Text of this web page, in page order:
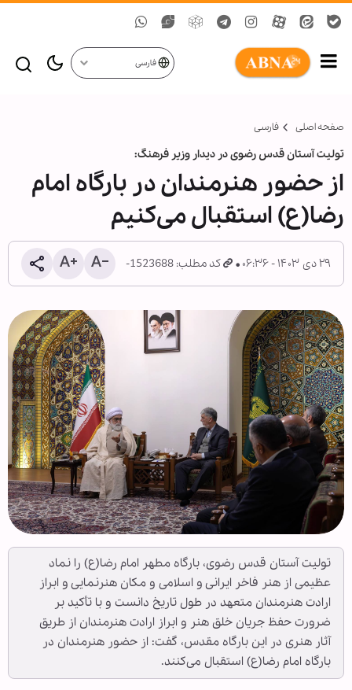
فارسی
صفحه اصلی فارسی
تولیت آستان قدس رضوی در دیدار وزیر فرهنگ:
از حضور هنرمندان در بارگاه امام
رضا(ع) استقبال می‌‏کنیم
۲۹ دی ۱۴۰۳ - ۰۶:۳۶ کد مطلب: 1523688-
تولیت آستان قدس رضوی، بارگاه مطهر امام رضا(ع) را نماد
عظیمی از هنر فاخر ایرانی و اسلامی و مکان هنرنمایی و ابراز
ارادت هنرمندان متعهد در طول تاریخ دانست و با تأکید بر
ضرورت حفظ جریان خلق هنر و ابراز ارادت هنرمندان از طریق
آثار هنری در این بارگاه مقدس، گفت: از حضور هنرمندان در
بارگاه امام رضا(ع) استقبال می‌کنند.